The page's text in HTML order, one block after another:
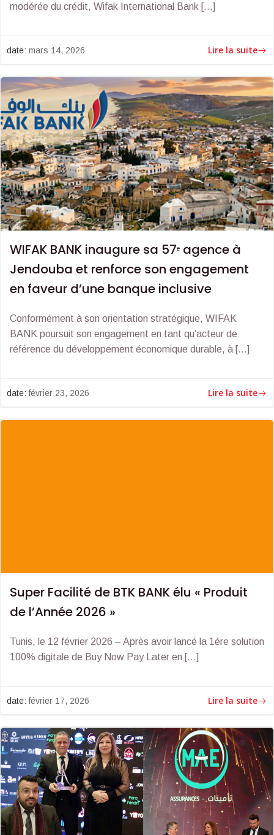
modérée du crédit, Wifak International Bank […]
date: mars 14, 2026 Lire la suite
WIFAK BANK inaugure sa 57ᵉ agence à
Jendouba et renforce son engagement
en faveur d’une banque inclusive
Conformément à son orientation stratégique, WIFAK
BANK poursuit son engagement en tant qu’acteur de
référence du développement économique durable, à […]
date:février 23, 2026 Lire la suite
Super Facilité de BTK BANK élu « Produit
de l’Année 2026 »
Tunis, le 12 février 2026 – Après avoir lancé la 1ère solution
100% digitale de Buy Now Pay Later en […]
date:février 17, 2026 Lire la suite